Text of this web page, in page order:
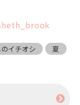
イチオシ
夏